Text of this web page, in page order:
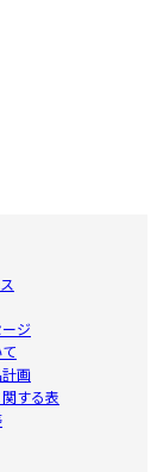
ジ
画
する表